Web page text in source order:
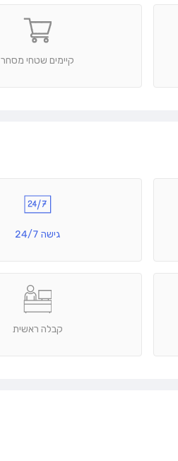
קיימים שטחי מסחר
גישה 24/7
קבלה ראשית